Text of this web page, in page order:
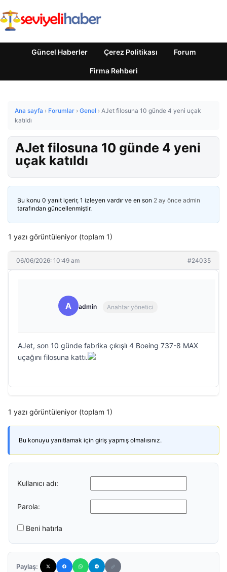
Güncel Haberler Çerez Politikası Forum
Firma Rehberi
Ana sayfa › Forumlar › Genel › AJet filosuna 10 günde 4 yeni uçak
katıldı
AJet filosuna 10 günde 4 yeni
uçak katıldı
Bu konu 0 yanıt içerir, 1 izleyen vardır ve en son 2 ay önce admin
tarafından güncellenmiştir.
1 yazı görüntüleniyor (toplam 1)
06/06/2026: 10:49 am #24035
A admin Anahtar yönetici
AJet, son 10 günde fabrika çıkışlı 4 Boeing 737-8 MAX
uçağını filosuna kattı.
1 yazı görüntüleniyor (toplam 1)
Bu konuyu yanıtlamak için giriş yapmış olmalısınız.
Kullanıcı adı:
Parola:
Beni hatırla
Paylaş: